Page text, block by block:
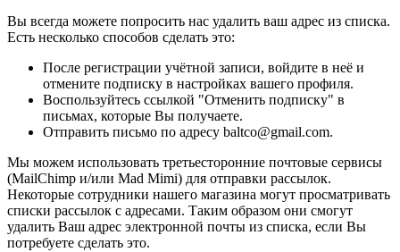
Вы всегда можете попросить нас удалить ваш адрес из списка.
Есть несколько способов сделать это:
После регистрации учётной записи, войдите в неё и
отмените подписку в настройках вашего профиля.
Воспользуйтесь ссылкой "Отменить подписку" в
письмах, которые Вы получаете.
Отправить письмо по адресу baltco@gmail.com.
Мы можем использовать третьесторонние почтовые сервисы
(MailChimp и/или Mad Mimi) для отправки рассылок.
Некоторые сотрудники нашего магазина могут просматривать
списки рассылок с адресами. Таким образом они смогут
удалить Ваш адрес электронной почты из списка, если Вы
потребуете сделать это.